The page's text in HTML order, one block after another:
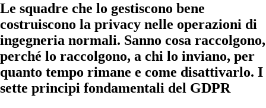
Le squadre che lo gestiscono bene
costruiscono la privacy nelle operazioni di
ingegneria normali. Sanno cosa raccolgono,
perché lo raccolgono, a chi lo inviano, per
quanto tempo rimane e come disattivarlo. I
sette principi fondamentali del GDPR